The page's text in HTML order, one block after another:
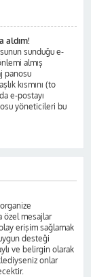
aldım!
sunduğu e-
almış
panosu
kısmını (to
e-postayı
yöneticileri bu
özel mesajlar
erişim sağlamak
desteği
ve belirgin olarak
onlar